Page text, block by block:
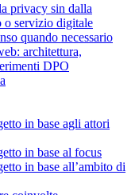
privacy sin dalla
o servizio digitale
quando necessario
architettura,
DPO
in base agli attori
in base al focus
in base all’ambito di